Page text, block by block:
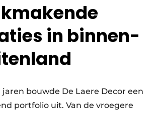
in binnen-
bouwde De Laere Decor een
portfolio uit. Van de vroegere